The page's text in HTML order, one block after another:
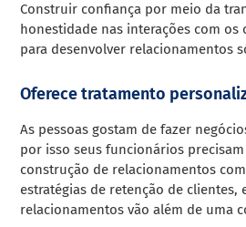
Construir confiança por meio da
honestidade nas interações com
para desenvolver relacionamentos
Oferece tratamento
As pessoas gostam de fazer
por isso seus funcionários
construção de relacionamentos
estratégias de retenção de clientes,
relacionamentos vão além de uma